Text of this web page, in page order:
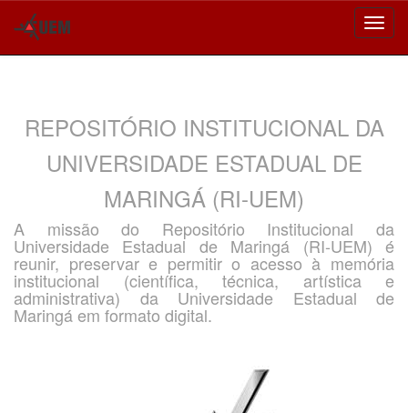
REPOSITÓRIO INSTITUCIONAL DA
UNIVERSIDADE ESTADUAL DE
MARINGÁ (RI-UEM)
A missão do Repositório Institucional da
Universidade Estadual de Maringá (RI-UEM) é
reunir, preservar e permitir o acesso à memória
institucional (científica, técnica, artística e
administrativa) da Universidade Estadual de
Maringá em formato digital.